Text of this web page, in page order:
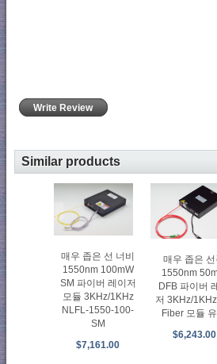
Write Review
Similar products
매우 좁은 선 너비
1550nm 100mW
SM 파이버 레이저
모듈 3KHz/1KHz
NLFL-1550-100-
SM
$7,161.00
매우 좁은 선
1550nm
DFB 파이버
저 3KHz/
Fiber 모듈
$6,243.00